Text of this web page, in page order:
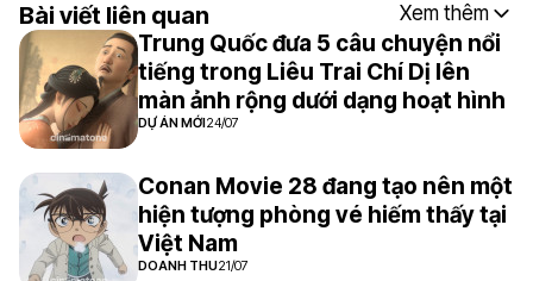
Bài viết liên quan Xem thêm
Trung Quốc đưa 5 câu chuyện nổi
tiếng trong Liêu Trai Chí Dị lên
màn ảnh rộng dưới dạng hoạt hình
DỰ ÁN MỚI24/07
Conan Movie 28 đang tạo nên một
hiện tượng phòng vé hiếm thấy tại
Việt Nam
DOANH THU21/07